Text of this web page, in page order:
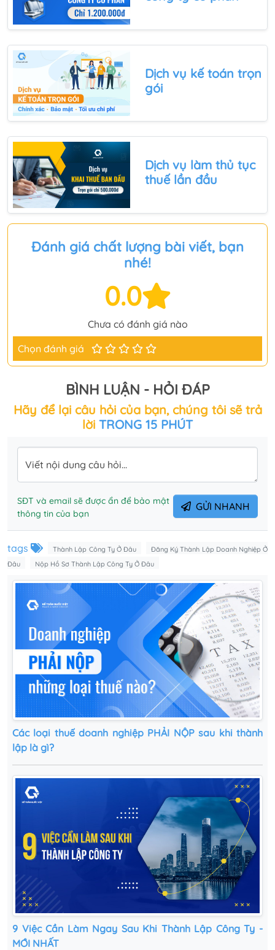
Dịch vụ kế toán trọn
gói
Dịch vụ làm thủ tục
thuếlần đầu
Đánh giá chất lượng bài viết, bạn
nhé!
0.0
Chưa có đánh giá nào
Chọn đánh giá
BÌNH LUẬN - HỎI ĐÁP
Hãy để lại câu hỏi của bạn, chúng tôi sẽ trả
lời TRONG 15 PHÚT
Viết nội dung câu hỏi...
SĐT và email sẽ được ẩn để bảo mật
thông tin của bạn
GỬI NHANH
tags Thành Lập Công Ty Ở Đâu
Đăng Ký Thành Lập Doanh Nghiệp Ở
Đâu
Nộp Hồ Sơ Thành Lập Công Ty Ở Đâu
Các loại thuế doanh nghiệp PHẢI NỘP sau khi thành
lập là gì?
9 Việc Cần Làm Ngay Sau Khi Thành Lập Công Ty -
MỚI NHẤT